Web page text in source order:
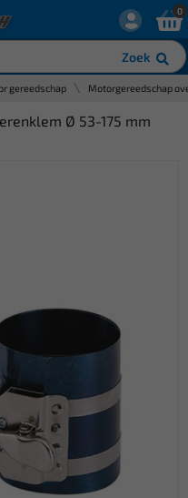
Zoek
0
gereedschap Motorgereedschap
Ø 53-175 mm